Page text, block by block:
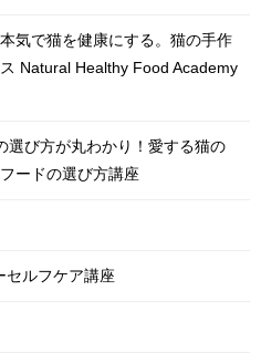
気で猫を健康にする。猫の手作
Natural Healthy Food Academy
選び方が丸わかり！愛する猫の
ードの選び方講座
セルフケア講座